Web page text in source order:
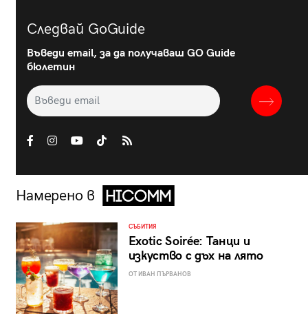
Следвай GoGuide
Въведи email, за да получаваш GO Guide
бюлетин
Намерено в
СЪБИТИЯ
Exotic Soirée: Танци и
изкуство с дъх на лято
ОТ ИВАН ПЪРВАНОВ